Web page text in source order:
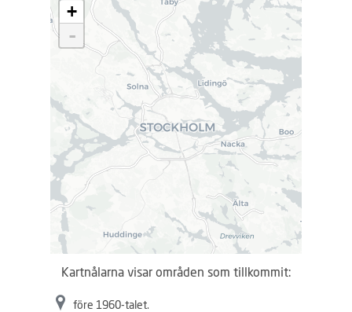
a
.
.
+
-
Kartnålarna visar områden som tillkommit:
före 1960-talet.